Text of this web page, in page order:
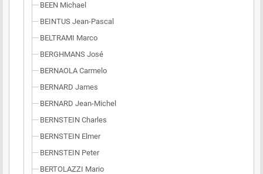
BEEN Michael
BEINTUS Jean-Pascal
BELTRAMI Marco
BERGHMANS José
BERNAOLA Carmelo
BERNARD James
BERNARD Jean-Michel
BERNSTEIN Charles
BERNSTEIN Elmer
BERNSTEIN Peter
BERTOLAZZI Mario